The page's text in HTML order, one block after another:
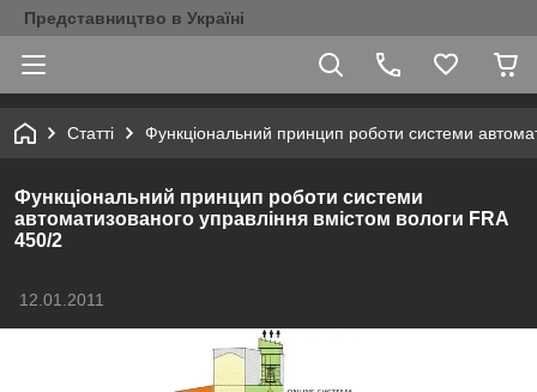
Представництво в Україні
Статті Функціональний принцип роботи системи
Функціональний принцип роботи системи
автоматизованого управління вмістом вологи FRA
450/2
12.01.2011